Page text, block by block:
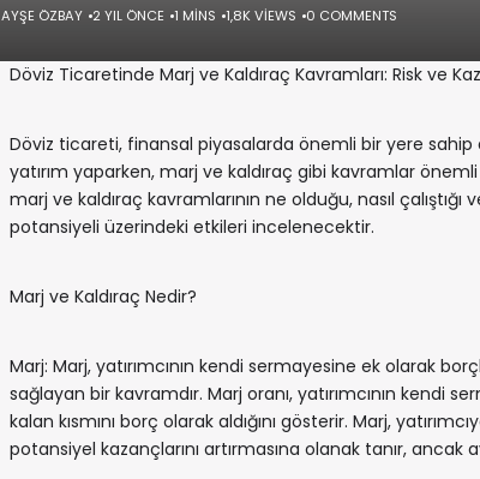
AYŞE ÖZBAY 2 YIL ÖNCE 1 MINS 1,8K VIEWS 0 COMMENTS
Döviz Ticaretinde Marj ve Kaldıraç Kavramları: Risk ve
Döviz ticareti, finansal piyasalarda önemli bir yere sahip
yatırım yaparken, marj ve kaldıraç gibi kavramlar
marj ve kaldıraç kavramlarının ne olduğu, nasıl çalıştığı
potansiyeli üzerindeki etkileri incelenecektir.
Marj ve Kaldıraç Nedir?
Marj: Marj, yatırımcının kendi sermayesine ek olarak
sağlayan bir kavramdır. Marj oranı, yatırımcının kendi
kalan kısmını borç olarak aldığını gösterir. Marj,
potansiyel kazançlarını artırmasına olanak tanır,